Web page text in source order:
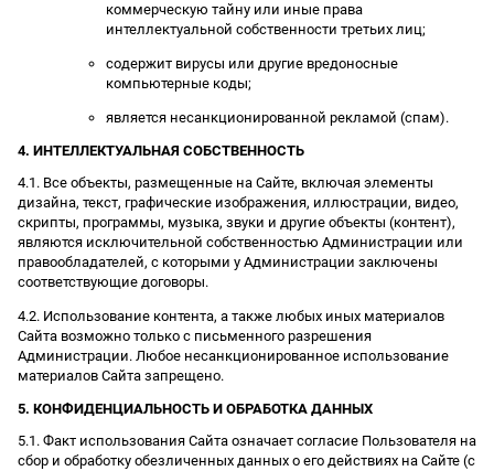
коммерческую тайну или иные права
интеллектуальной собственности третьих лиц;
содержит вирусы или другие вредоносные
компьютерные коды;
является несанкционированной рекламой (спам).
4. ИНТЕЛЛЕКТУАЛЬНАЯ СОБСТВЕННОСТЬ
4.1. Все объекты, размещенные на Сайте, включая элементы
дизайна, текст, графические изображения, иллюстрации, видео,
скрипты, программы, музыка, звуки и другие объекты (контент),
являются исключительной собственностью Администрации или
правообладателей, с которыми у Администрации заключены
соответствующие договоры.
4.2. Использование контента, а также любых иных материалов
Сайта возможно только с письменного разрешения
Администрации. Любое несанкционированное использование
материалов Сайта запрещено.
5. КОНФИДЕНЦИАЛЬНОСТЬ И ОБРАБОТКА ДАННЫХ
5.1. Факт использования Сайта означает согласие Пользователя на
сбор и обработку обезличенных данных о его действиях на Сайте (с